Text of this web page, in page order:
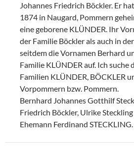
Johannes Friedrich Böckler. Er
1874 in Naugard, Pommern
eine geborene KLÜNDER. Ihr
der Familie Böckler als auch in
seitdem die Vornamen Berhard
Familie KLÜNDER auf. Ich suche
Familien KLÜNDER, BÖCKLER
Vorpommern bzw. Pommern.
Bernhard Johannes Gotthilf
Friedrich Böckler, Ulrike
Ehemann Ferdinand STECKLING.